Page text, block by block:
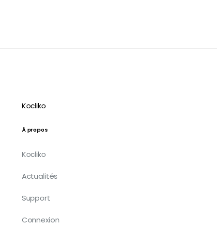
Kocliko
À propos
Kocliko
Actualités
Support
Connexion